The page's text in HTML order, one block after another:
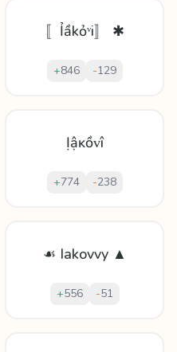
〚Ỉầkỏᵛi〛 ✱
+846 -129
Ịậĸồᴠî
+774 -238
☙ Iakovvy ▲
+556 -51